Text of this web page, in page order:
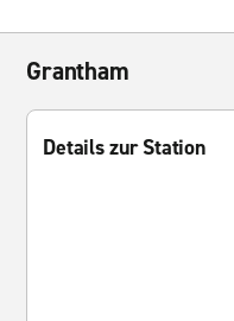
Grantham
Details zur Station